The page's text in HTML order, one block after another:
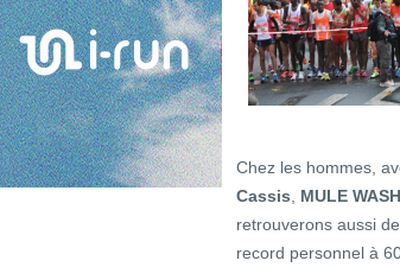
Chez les hommes,
Cassis
MULE
retrouverons aussi
record personnel à